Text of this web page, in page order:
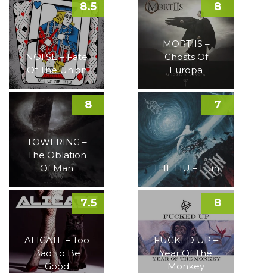
NOI!SE – Fate
Of The Union
8.5
MORTIIS –
Ghosts Of
Europa
8
TOWERING –
The Oblation
Of Man
8
THE HU – Hun
7
ALICATE – Too
Bad To Be
Good
7.5
FUCKED UP –
Year Of The
Monkey
8